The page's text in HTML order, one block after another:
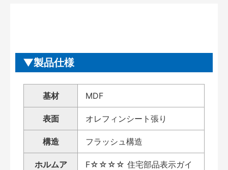
製品仕様
基材 MDF
表面 オレフィンシート張り
構造 フラッシュ構造
ホルムア
F☆☆☆☆ 住宅部品表示ガイ